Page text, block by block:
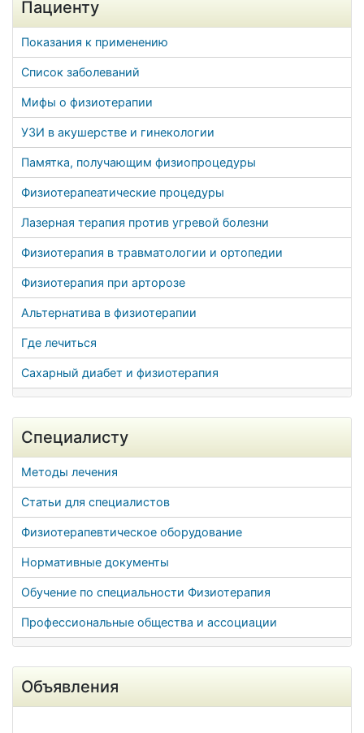
Пациенту
Показания к применению
Список заболеваний
Мифы о физиотерапии
УЗИ в акушерстве и гинекологии
Памятка, получающим физиопроцедуры
Физиотерапеатические процедуры
Лазерная терапия против угревой болезни
Физиотерапия в травматологии и ортопедии
Физиотерапия при арторозе
Альтернатива в физиотерапии
Где лечиться
Сахарный диабет и физиотерапия
Специалисту
Методы лечения
Статьи для специалистов
Физиотерапевтическое оборудование
Нормативные документы
Обучение по специальности Физиотерапия
Профессиональные общества и ассоциации
Объявления